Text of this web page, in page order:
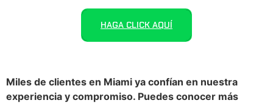
HAGA CLICK AQUÍ
Miles de clientes en Miami ya confían en nuestra
experiencia y compromiso. Puedes conocer más